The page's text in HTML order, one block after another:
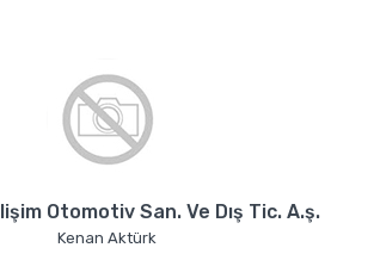
Otomotiv San. Ve Dış Tic. A.ş.
Kenan Aktürk